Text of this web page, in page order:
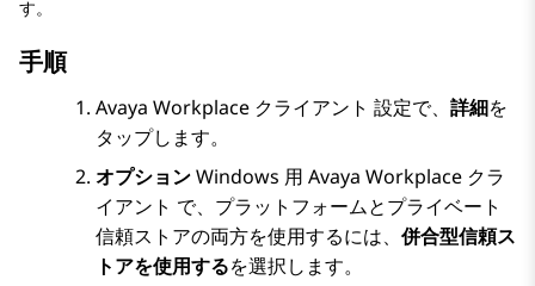
す。
手順
Avaya Workplace クライアント 設定で、 詳細を
タップします。
オプションWindows 用 Avaya Workplace クラ
イアント で、プラットフォームとプライベート
信頼ストアの両方を使用するには、 併合型信頼ス
トアを使用するを選択します。